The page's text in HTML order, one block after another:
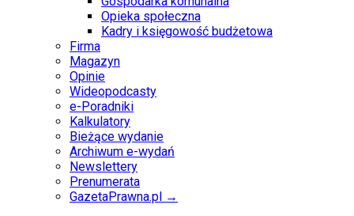
Opieka społeczna
Kadry i księgowość budżetowa
Firma
Magazyn
Opinie
Wideopodcasty
e-Poradniki
Kalkulatory
Bieżące wydanie
Archiwum e-wydań
Newslettery
Prenumerata
GazetaPrawna.pl →